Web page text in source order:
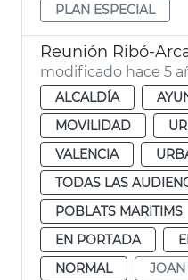
PLAN ESPECIAL
Reunión Ribó-
modificado hace 5
ALCALDÍA
MOVILIDAD
VALENCIA
TODAS LAS
POBLATS MARITIMS
EN PORTADA
NORMAL